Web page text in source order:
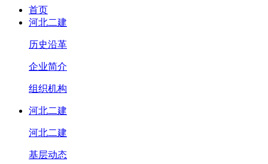
首页
河北二建
历史沿革
企业简介
组织机构
河北二建
河北二建
基层动态